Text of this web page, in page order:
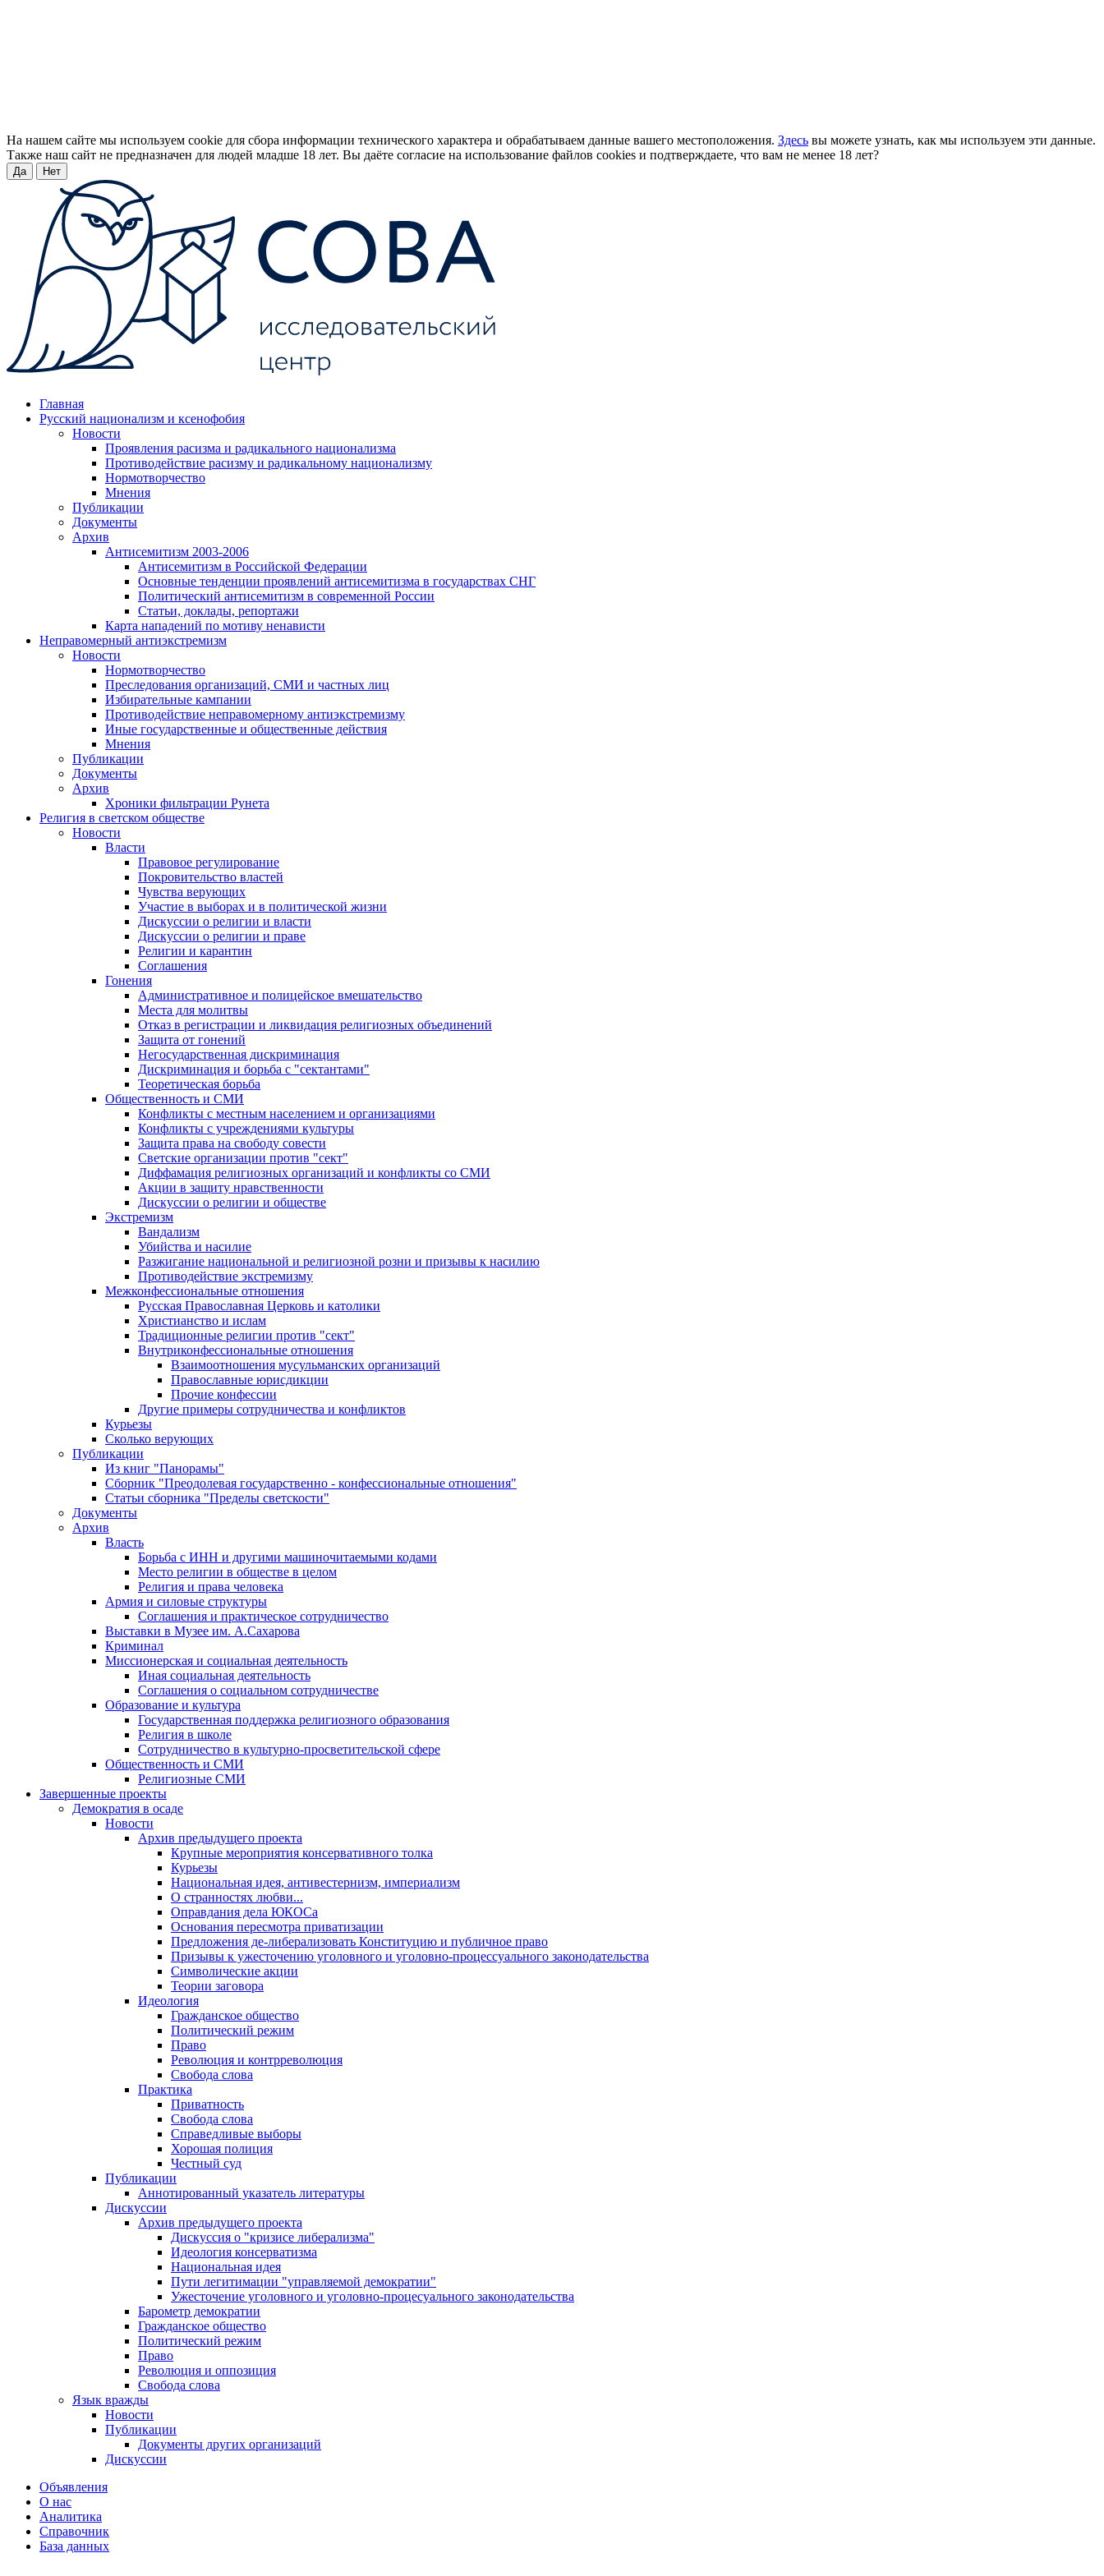
На нашем сайте мы используем cookie для сбора информации технического характера и обрабатываем данные вашего местоположения. Здесь вы можете узнать, как мы используем эти данные.
Также наш сайт не предназначен для людей младше 18 лет. Вы даёте согласие на использование файлов cookies и подтверждаете, что вам не менее 18 лет?
Да Нет
Главная
Русский национализм и ксенофобия
Новости
Проявления расизма и радикального национализма
Противодействие расизму и радикальному национализму
Нормотворчество
Мнения
Публикации
Документы
Архив
Антисемитизм 2003-2006
Антисемитизм в Российской Федерации
Основные тенденции проявлений антисемитизма в государствах СНГ
Политический антисемитизм в современной России
Статьи, доклады, репортажи
Карта нападений по мотиву ненависти
Неправомерный антиэкстремизм
Новости
Нормотворчество
Преследования организаций, СМИ и частных лиц
Избирательные кампании
Противодействие неправомерному антиэкстремизму
Иные государственные и общественные действия
Мнения
Публикации
Документы
Архив
Хроники фильтрации Рунета
Религия в светском обществе
Новости
Власти
Правовое регулирование
Покровительство властей
Чувства верующих
Участие в выборах и в политической жизни
Дискуссии о религии и власти
Дискуссии о религии и праве
Религии и карантин
Соглашения
Гонения
Административное и полицейское вмешательство
Места для молитвы
Отказ в регистрации и ликвидация религиозных объединений
Защита от гонений
Негосударственная дискриминация
Дискриминация и борьба с "сектантами"
Теоретическая борьба
Общественность и СМИ
Конфликты с местным населением и организациями
Конфликты с учреждениями культуры
Защита права на свободу совести
Светские организации против "сект"
Диффамация религиозных организаций и конфликты со СМИ
Акции в защиту нравственности
Дискуссии о религии и обществе
Экстремизм
Вандализм
Убийства и насилие
Разжигание национальной и религиозной розни и призывы к насилию
Противодействие экстремизму
Межконфессиональные отношения
Русская Православная Церковь и католики
Христианство и ислам
Традиционные религии против "сект"
Внутриконфессиональные отношения
Взаимоотношения мусульманских организаций
Православные юрисдикции
Прочие конфессии
Другие примеры сотрудничества и конфликтов
Курьезы
Сколько верующих
Публикации
Из книг "Панорамы"
Сборник "Преодолевая государственно - конфессиональные отношения"
Статьи сборника "Пределы светскости"
Документы
Архив
Власть
Борьба с ИНН и другими машиночитаемыми кодами
Место религии в обществе в целом
Религия и права человека
Армия и силовые структуры
Соглашения и практическое сотрудничество
Выставки в Музее им. А.Сахарова
Криминал
Миссионерская и социальная деятельность
Иная социальная деятельность
Соглашения о социальном сотрудничестве
Образование и культура
Государственная поддержка религиозного образования
Религия в школе
Сотрудничество в культурно-просветительской сфере
Общественность и СМИ
Религиозные СМИ
Завершенные проекты
Демократия в осаде
Новости
Архив предыдущего проекта
Крупные мероприятия консервативного толка
Курьезы
Национальная идея, антивестернизм, империализм
О странностях любви...
Оправдания дела ЮКОСа
Основания пересмотра приватизации
Предложения де-либерализовать Конституцию и публичное право
Призывы к ужесточению уголовного и уголовно-процессуального законодательства
Символические акции
Теории заговора
Идеология
Гражданское общество
Политический режим
Право
Революция и контрреволюция
Свобода слова
Практика
Приватность
Свобода слова
Справедливые выборы
Хорошая полиция
Честный суд
Публикации
Аннотированный указатель литературы
Дискуссии
Архив предыдущего проекта
Дискуссия о "кризисе либерализма"
Идеология консерватизма
Национальная идея
Пути легитимации "управляемой демократии"
Ужесточение уголовного и уголовно-процесуального законодательства
Барометр демократии
Гражданское общество
Политический режим
Право
Революция и оппозиция
Свобода слова
Язык вражды
Новости
Публикации
Документы других организаций
Дискуссии
Объявления
О нас
Аналитика
Справочник
База данных